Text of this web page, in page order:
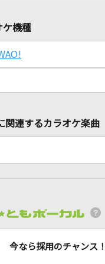
ケ機種
関連するカラオケ楽曲
今なら採用のチャンス